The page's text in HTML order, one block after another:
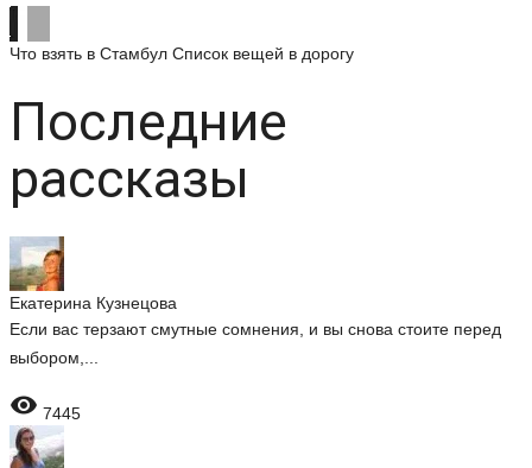
Что взять в Стамбул Список вещей в дорогу
Последние
рассказы
Екатерина Кузнецова
Если вас терзают смутные сомнения, и вы снова стоите перед
выбором,...
 7445